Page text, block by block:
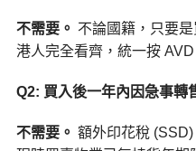
不需要。 不論國籍，只要
港人完全看齊，統一按 AVD
Q2: 買入後一年內因急事轉
不需要。 額外印花稅 (SSD)